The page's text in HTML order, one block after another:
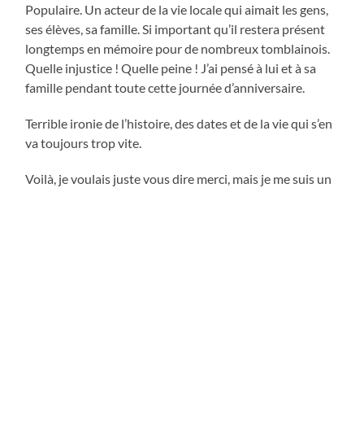
Populaire. Un acteur de la vie locale qui aimait les gens,
ses élèves, sa famille. Si important qu’il restera présent
longtemps en mémoire pour de nombreux tomblainois.
Quelle injustice ! Quelle peine ! J’ai pensé à lui et à sa
famille pendant toute cette journée d’anniversaire.
Terrible ironie de l’histoire, des dates et de la vie qui s’en
va toujours trop vite.
Voilà, je voulais juste vous dire merci, mais je me suis un